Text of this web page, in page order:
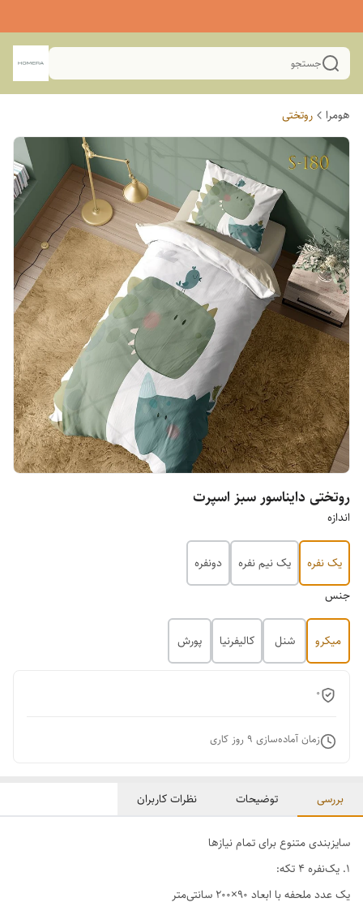
جستجو
هومرا روتختی
روتختی دایناسور سبز اسپرت
اندازه
یک نفره یک نیم نفره
دونفره
جنس
میکرو شنل کالیفرنیا پورش
0
زمان آماده‌سازی 9 روز کاری
بررسی توضیحات نظرات کاربران
سایزبندی متنوع برای تمام نیازها
1. یک‌نفره ۴ تکه:
یک عدد ملحفه با ابعاد ۹۰×۲۰۰ سانتی‌متر